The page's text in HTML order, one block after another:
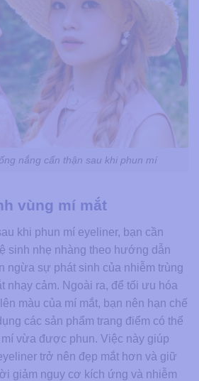
nắng cẩn thận sau khi phun mí
vùng mí mắt
khi phun mí eyeliner, bạn cần
sinh nhẹ nhàng theo hướng dẫn
ngừa sự phát sinh của nhiễm trùng
nhạy cảm. Ngoài ra, để tối ưu hóa
màu của mí mắt, bạn nên hạn chế
các sản phẩm trang điểm có thể
vừa được phun. Việc này giúp
trở nên đẹp mắt hơn và giữ
giảm nguy cơ kích ứng và nhiễm